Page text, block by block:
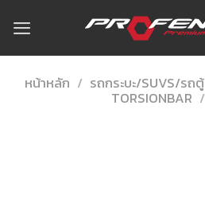
content
หน้าหลัก / รถกระบะ/SUVS/รถตู้
TORSIONBAR /